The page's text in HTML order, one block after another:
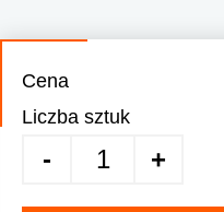
Cena
Liczba sztuk